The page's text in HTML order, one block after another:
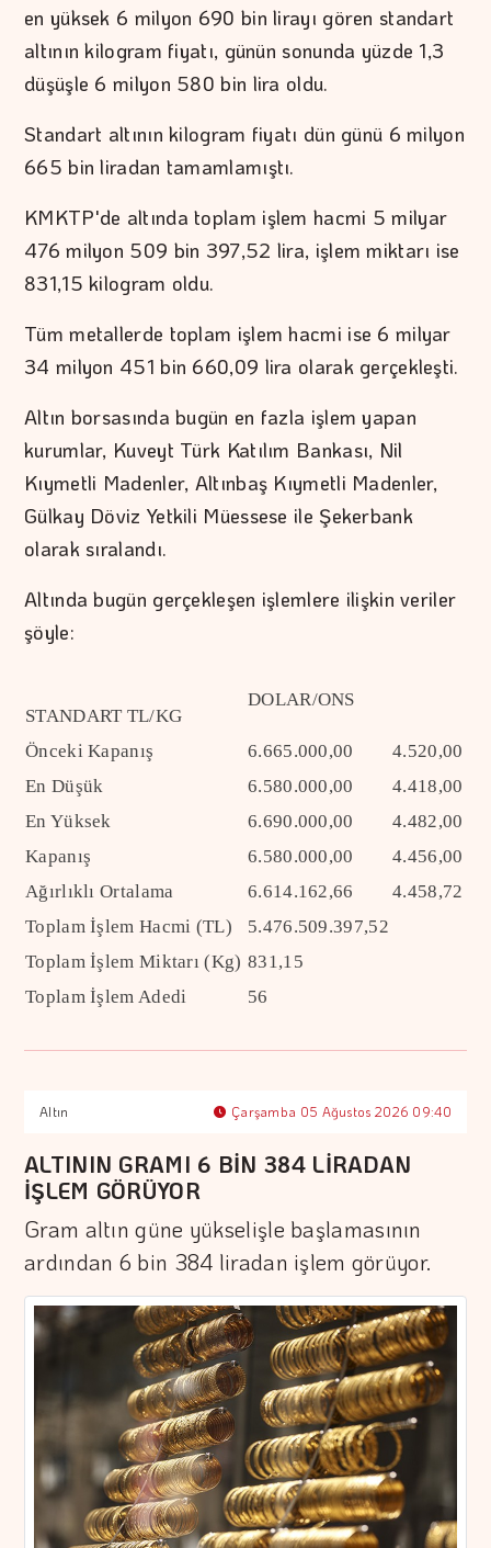
en yüksek 6 milyon 690 bin lirayı gören standart
altının kilogram fiyatı, günün sonunda yüzde 1,3
düşüşle 6 milyon 580 bin lira oldu.
Standart altının kilogram fiyatı dün günü 6 milyon
665 bin liradan tamamlamıştı.
KMKTP'de altında toplam işlem hacmi 5 milyar
476 milyon 509 bin 397,52 lira, işlem miktarı ise
831,15 kilogram oldu.
Tüm metallerde toplam işlem hacmi ise 6 milyar
34 milyon 451 bin 660,09 lira olarak gerçekleşti.
Altın borsasında bugün en fazla işlem yapan
kurumlar, Kuveyt Türk Katılım Bankası, Nil
Kıymetli Madenler, Altınbaş Kıymetli Madenler,
Gülkay Döviz Yetkili Müessese ile Şekerbank
olarak sıralandı.
Altında bugün gerçekleşen işlemlere ilişkin veriler
şöyle:
STANDART TL/KG
DOLAR/ONS
Önceki Kapanış 6.665.000,00
4.520,00
En Düşük
6.580.000,00
4.418,00
En Yüksek
6.690.000,00
4.482,00
Kapanış
6.580.000,00
4.456,00
Ağırlıklı Ortalama
6.614.162,66
4.458,72
Toplam İşlem Hacmi (TL)
5.476.509.397,52
Toplam İşlem Miktarı (Kg) 831,15
Toplam İşlem Adedi
56
Altın Çarşamba 05 Ağustos 2026 09:40
ALTININ GRAMI 6 BİN 384 LİRADAN
İŞLEM GÖRÜYOR
Gram altın güne yükselişle başlamasının
ardından 6 bin 384 liradan işlem görüyor.